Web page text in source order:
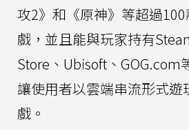
攻2》和《原神》等超過
戲，並且能與玩家持有
Store、Ubisoft、GOG.com
讓使用者以雲端串流形式遊
戲。